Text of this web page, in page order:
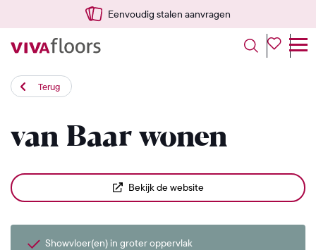
Eenvoudig stalen aanvragen
Terug
van Baar wonen
Bekijk de website
Showvloer(en) in groter oppervlak